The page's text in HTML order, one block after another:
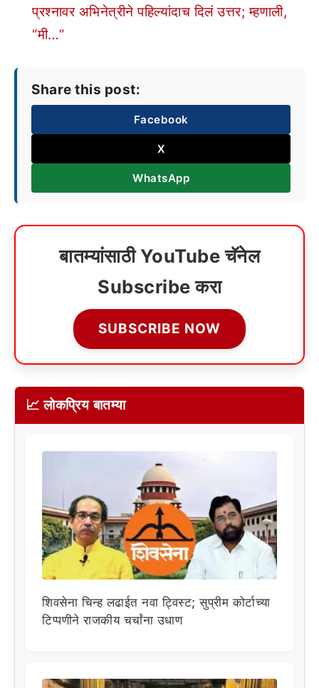
प्रश्नावर अभिनेत्रीने पहिल्यांदाच दिलं उत्तर; म्हणाली,
“मी…”
Share this post:
Facebook
X
WhatsApp
बातम्यांसाठी YouTube चॅनेल
Subscribe करा
SUBSCRIBE NOW
📈 लोकप्रिय बातम्या
शिवसेना चिन्ह लढाईत नवा ट्विस्ट; सुप्रीम कोर्टाच्या
टिप्पणीने राजकीय चर्चांना उधाण